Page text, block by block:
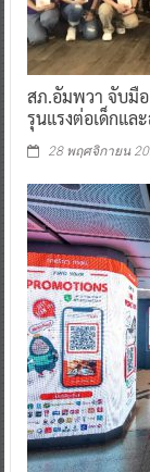
สภ.อัมพวา จับมื
รุนแรงต่อเด็กแล
28 พฤศจิกายน